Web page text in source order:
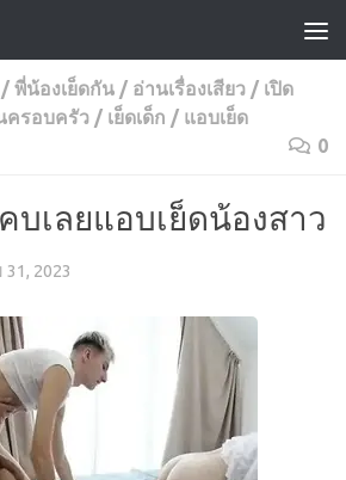
/ พี่น้องเย็ดกัน / อ่านเรื่องเสียว / เปิด
ครอบครัว / เย็ดเด็ก / แอบเย็ด
0
บเลยแอบเย็ดน้องสาว
2023